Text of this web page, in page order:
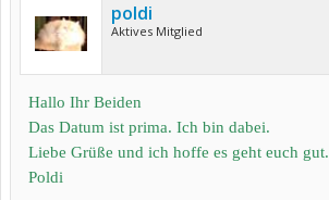
poldi
Aktives Mitglied
Hallo Ihr Beiden
Das Datum ist prima. Ich bin dabei.
Liebe Grüße und ich hoffe es geht euch gut.
Poldi